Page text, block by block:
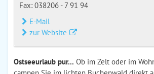
Fax: 038206 - 7 91 94
E-Mail
zur Website
Ostseeurlaub pur... Ob im Zelt oder im